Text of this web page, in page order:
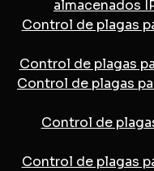
almacenados
Control de plagas
Control de plagas
Control de plagas
Control de
Control de plagas